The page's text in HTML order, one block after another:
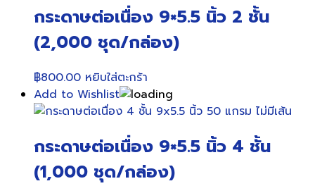
กระดาษต่อเนื่อง 9×5.5 นิ้ว 2 ชั้น
(2,000 ชุด/กล่อง)
฿800.00 หยิบใส่ตะกร้า
Add to Wishlist
กระดาษต่อเนื่อง 9×5.5 นิ้ว 4 ชั้น
(1,000 ชุด/กล่อง)